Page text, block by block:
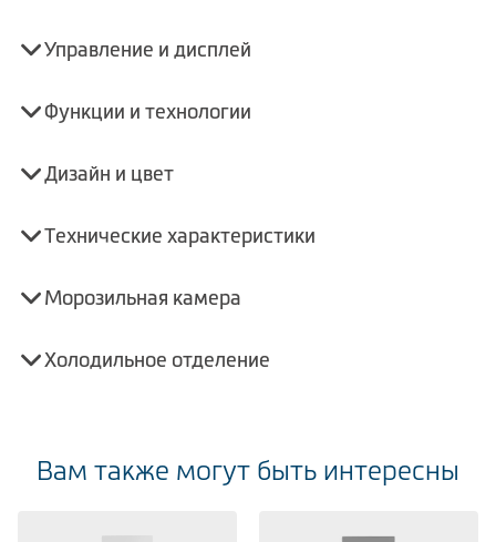
Управление и дисплей
Функции и технологии
Дизайн и цвет
Технические характеристики
Морозильная камера
Холодильное отделение
Вам также могут быть интересны